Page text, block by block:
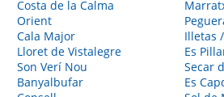
Costa de la Calma
Orient
Cala Major
Lloret de Vistalegre
Son Verí Nou
Banyalbufar
Illetas
Es
Secar
Es